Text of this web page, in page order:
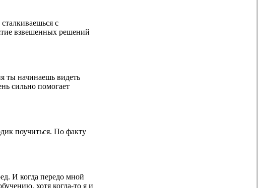
с
взвешенных решений
ты начинаешь видеть
сильно помогает
поучиться. По факту
И когда передо мной
хотя когда-то я и